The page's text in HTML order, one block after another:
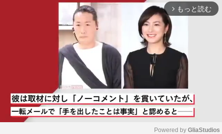
arrow_forward_ios もっと読む
Powered by GliaStudios